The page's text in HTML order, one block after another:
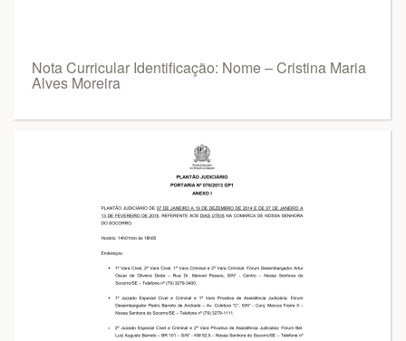
Nota Curricular Identificação: Nome – Cristina Maria
Alves Moreira